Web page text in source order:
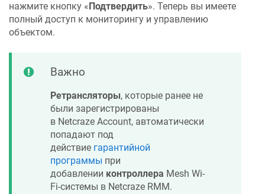
нажмите кнопку « Подтвердить». Теперь вы имеете
полный доступ к мониторингу и управлению
объектом.
Важно
Ретрансляторы, которые ранее не
были зарегистрированы
в Netcraze Account, автоматически
попадают под
действие гарантийной
программы при
добавлении контроллера Mesh Wi-
Fi-системы в Netcraze RMM.